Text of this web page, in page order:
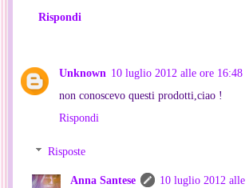
Rispondi
Unknown 10 luglio 2012 alle ore 16:48
non conoscevo questi prodotti,ciao !
Rispondi
Risposte
Anna Santese
10 luglio 2012 alle